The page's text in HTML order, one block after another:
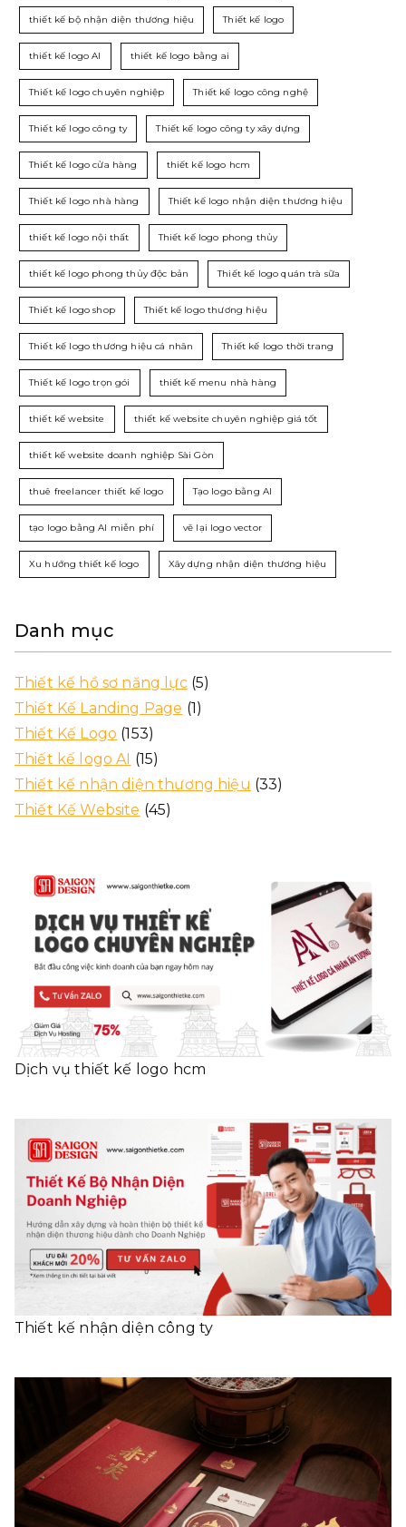
thiết kế bộ nhận diện thương hiệu Thiết kế logo
thiết kế logo AI thiết kế logo bằng ai
Thiết kế logo chuyên nghiệp Thiết kế logo công nghệ
Thiết kế logo công ty Thiết kế logo công ty xây dựng
Thiết kế logo cửa hàng thiết kế logo hcm
Thiết kế logo nhà hàng Thiết kế logo nhận diện thương hiệu
thiết kế logo nội thất Thiết kế logo phong thủy
thiết kế logo phong thủy độc bản Thiết kế logo quán trà sữa
Thiết kế logo shop Thiết kế logo thương hiệu
Thiết kế logo thương hiệu cá nhân Thiết kế logo thời trang
Thiết kế logo trọn gói thiết kế menu nhà hàng
thiết kế website thiết kế website chuyên nghiệp giá tốt
thiết kế website doanh nghiệp Sài Gòn
thuê freelancer thiết kế logo Tạo logo bằng AI
tạo logo bằng AI miễn phí vẽ lại logo vector
Xu hướng thiết kế logo Xây dựng nhận diện thương hiệu
Danh mục
Thiết kế hồ sơ năng lực(5)
Thiết Kế Landing Page (1)
Thiết Kế Logo (153)
Thiết kế logo AI (15)
Thiết kế nhận diện thương hiệu (33)
Thiết Kế Website (45)
Dịch vụ thiết kế logo hcm
Thiết kế nhận diện công ty